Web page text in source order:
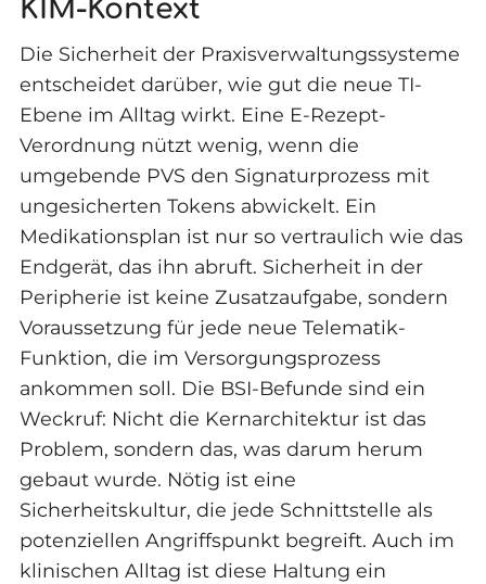
KIM-Kontext
Die Sicherheit der Praxisverwaltungssysteme
entscheidet darüber, wie gut die neue TI-
Ebene im Alltag wirkt. Eine E-Rezept-
Verordnung nützt wenig, wenn die
umgebende PVS den Signaturprozess mit
ungesicherten Tokens abwickelt. Ein
Medikationsplan ist nur so vertraulich wie das
Endgerät, das ihn abruft. Sicherheit in der
Peripherie ist keine Zusatzaufgabe, sondern
Voraussetzung für jede neue Telematik-
Funktion, die im Versorgungsprozess
ankommen soll. Die BSI-Befunde sind ein
Weckruf: Nicht die Kernarchitektur ist das
Problem, sondern das, was darum herum
gebaut wurde. Nötig ist eine
Sicherheitskultur, die jede Schnittstelle als
potenziellen Angriffspunkt begreift. Auch im
klinischen Alltag ist diese Haltung ein